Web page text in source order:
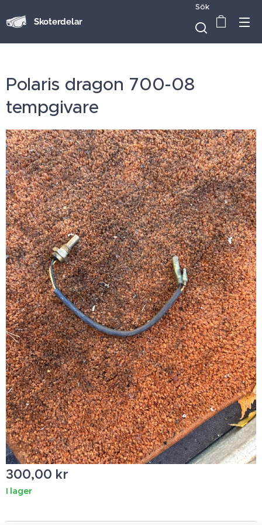
Skoterdelar
Sök
Polaris dragon 700-08
tempgivare
300,00 kr
I lager